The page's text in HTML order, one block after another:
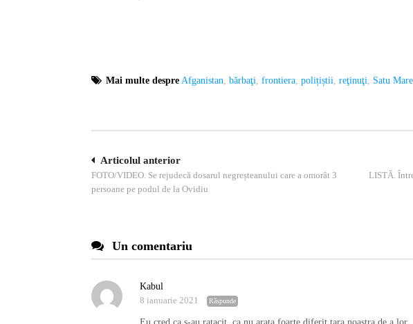
Mai multe despre Afganistan, bărbaţi, frontiera, polițiștii, reţinuţi, Satu Mare
Navigare
în
LISTĂ.
Articolul anterior
FOTO/VIDEO. Se rejudecă dosarul negreșteanului care a omorât 3
persoane pe podul de la Ovidiu
Un comentariu
Kabul
8 ianuarie 2021 Răspunde